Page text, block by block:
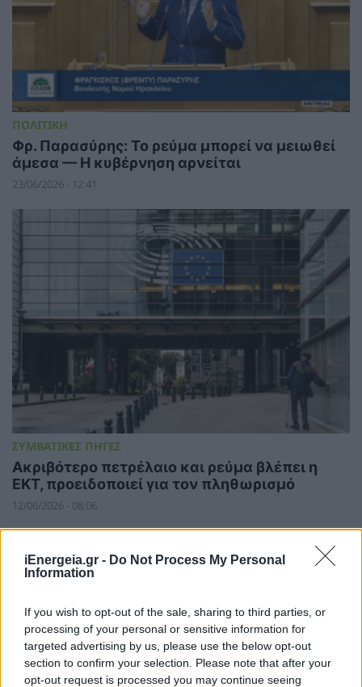
iEnergeia.gr - Do Not Process My Personal
Information
If you wish to opt-out of the sale, sharing to third parties, or
processing of your personal or sensitive information for
targeted advertising by us, please use the below opt-out
section to confirm your selection. Please note that after your
opt-out request is processed you may continue seeing
ΠΟΛΙΤΙΚΗ
Φρ. Παρασύρης: Το ρεύμα μπορεί να μειωθεί
άμεσα — Η κυβέρνηση αρνείται
23/06/2026 - 12:41
ΣΥΜΒΑΤΙΚΕΣ ΠΗΓΕΣ
Ακριβότερο πετρέλαιο και ρεύμα βλέπει η
ΕΚΤ, προειδοποιεί για τον πληθωρισμό
12/06/2026 - 08:06